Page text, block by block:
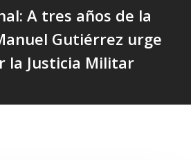
A tres años de la
Gutiérrez urge
la Justicia Militar